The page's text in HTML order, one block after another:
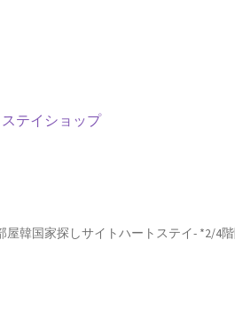
テイショップ
屋韓国家探しサイトハートステイ- *2/4